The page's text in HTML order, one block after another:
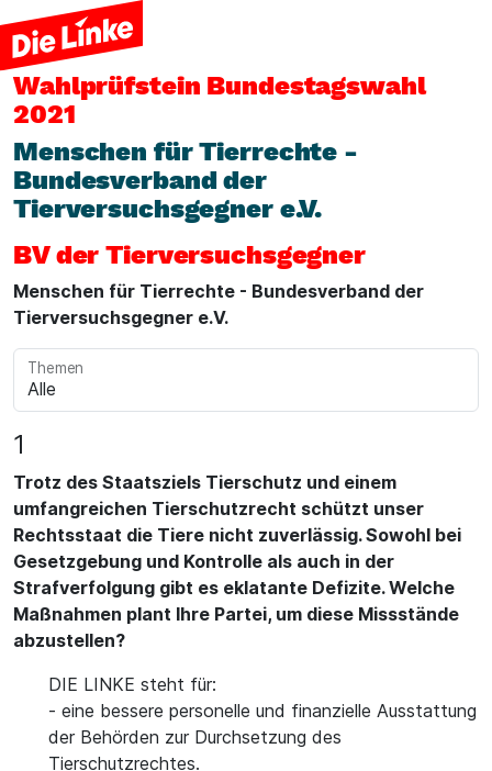
Wahlprüfstein Bundestagswahl
2021
Menschen für Tierrechte -
Bundesverband der
Tierversuchsgegner e.V.
BV der Tierversuchsgegner
Menschen für Tierrechte - Bundesverband der
Tierversuchsgegner e.V.
Themen
1
Trotz des Staatsziels Tierschutz und einem
umfangreichen Tierschutzrecht schützt unser
Rechtsstaat die Tiere nicht zuverlässig. Sowohl bei
Gesetzgebung und Kontrolle als auch in der
Strafverfolgung gibt es eklatante Defizite. Welche
Maßnahmen plant Ihre Partei, um diese Missstände
abzustellen?
DIE LINKE steht für:
- eine bessere personelle und finanzielle Ausstattung
der Behörden zur Durchsetzung des
Tierschutzrechtes.